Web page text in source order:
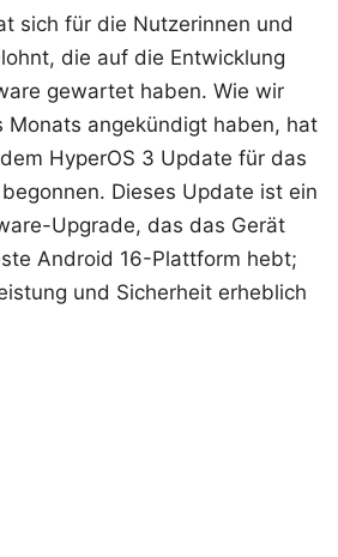
sich für die Nutzerinnen und
die auf die Entwicklung
gewartet haben. Wie wir
Monats angekündigt haben, hat
HyperOS 3 Update für das
Dieses Update ist ein
Upgrade, das das Gerät
Android 16-Plattform hebt;
und Sicherheit erheblich